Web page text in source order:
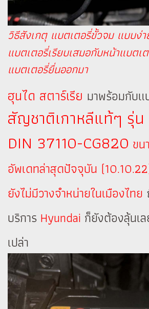
วิธีสังเกตุ แบตเตอรี่ขั้วจม แบบง่
แบตเตอรี่เรียบเสมอกับหน้าแบตเ
แบตเตอรี่ยื่นออกมา
ฮุนได สตาร์เรีย มาพร้อมกับ
สัญชาติเกาหลีแท้ๆ รุ่น
DIN 37110-CG820 ข
อัพเดทล่าสุดปัจจุบัน
ยังไม่มีวางจำหน่ายในเมืองไทย
บริการ Hyundai ก็ยังต้องลุ้นเ
เปล่า